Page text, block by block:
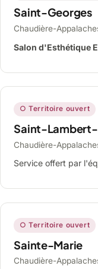
Saint-Georges
Chaudière-
Salon d'Esthétique
○ Territoire ouvert
Saint-
Chaudière-
Service offert par
○ Territoire ouvert
Sainte-Marie
Chaudière-